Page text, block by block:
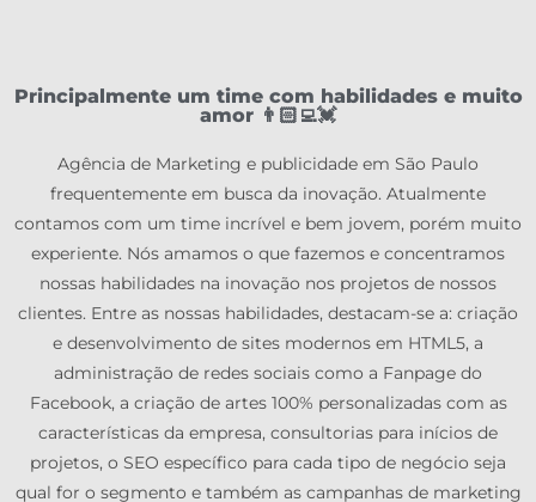
Principalmente um time com habilidades e muito
amor 👨🏻‍💻💓
Agência de Marketing e publicidade em São Paulo
frequentemente em busca da inovação. Atualmente
contamos com um time incrível e bem jovem, porém muito
experiente. Nós amamos o que fazemos e concentramos
nossas habilidades na inovação nos projetos de nossos
clientes. Entre as nossas habilidades, destacam-se a: criação
e desenvolvimento de sites modernos em HTML5, a
administração de redes sociais como a Fanpage do
Facebook, a criação de artes 100% personalizadas com as
características da empresa, consultorias para inícios de
projetos, o SEO específico para cada tipo de negócio seja
qual for o segmento e também as campanhas de marketing